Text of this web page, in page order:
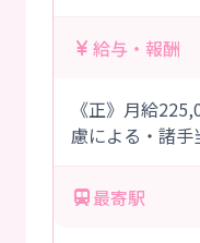
給与・報酬
《正》月給
慮による・諸手
最寄駅